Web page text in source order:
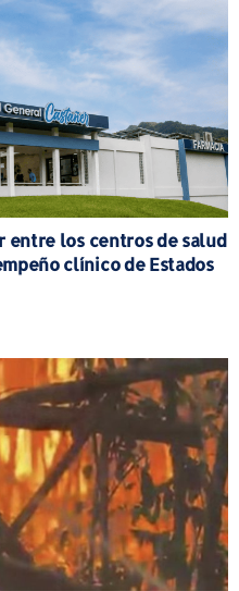
entre los centros de salud
clínico de Estados